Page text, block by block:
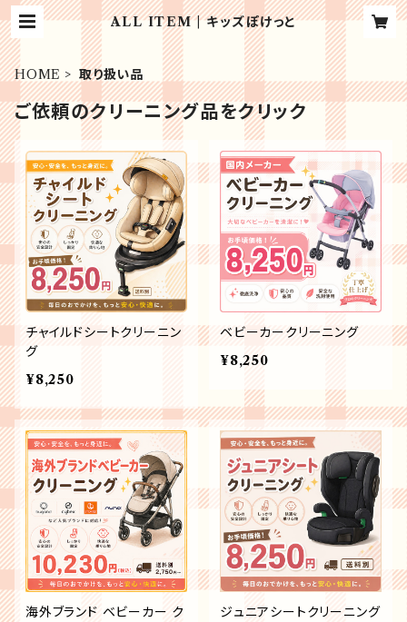
ALL ITEM | キッズぽけっと
HOME 取り扱い品
ご依頼のクリーニング品をクリック
チャイルドシートクリーニン
グ
¥8,250
ベビーカークリーニング
¥8,250
海外ブランド ベビーカー ク
ジュニアシートクリーニング